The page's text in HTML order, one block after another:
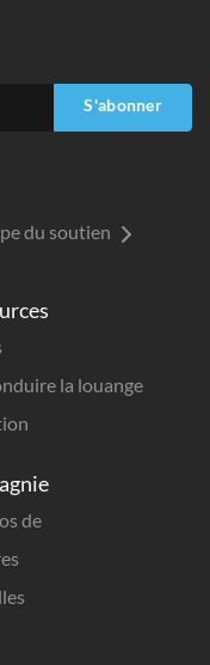
la louange
de
S'abonner
du soutien